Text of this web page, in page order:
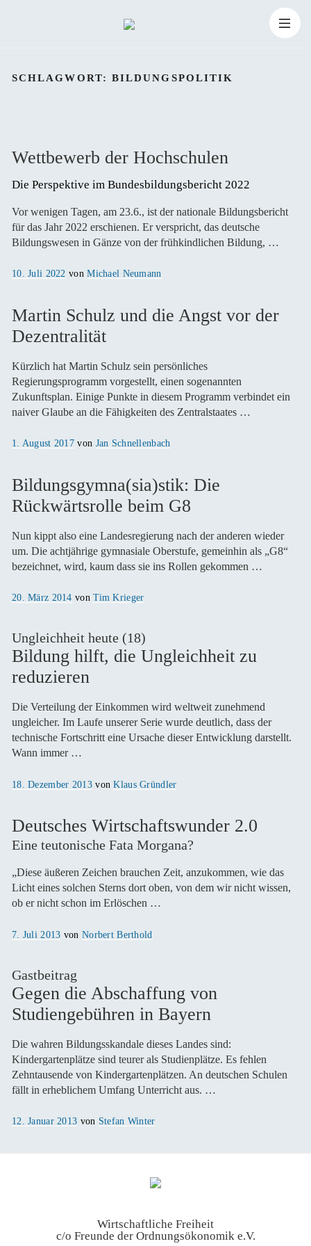
Inhalt
nach:
SCHLAGWORT: BILDUNGSPOLITIK
Wettbewerb der Hochschulen
Die Perspektive im Bundesbildungsbericht 2022
Vor wenigen Tagen, am 23.6., ist der nationale Bildungsbericht
für das Jahr 2022 erschienen. Er verspricht, das deutsche
Bildungswesen in Gänze von der frühkindlichen Bildung, …
Veröffentlicht
10. Juli 2022 vonMichael Neumann
Martin Schulz und die Angst vor der
Dezentralität
Kürzlich hat Martin Schulz sein persönliches
Regierungsprogramm vorgestellt, einen sogenannten
Zukunftsplan. Einige Punkte in diesem Programm verbindet ein
naiver Glaube an die Fähigkeiten des Zentralstaates …
Veröffentlicht
1. August 2017 von Jan Schnellenbach
Bildungsgymna(sia)stik: Die
Rückwärtsrolle beim G8
Nun kippt also eine Landesregierung nach der anderen wieder
um. Die achtjährige gymnasiale Oberstufe, gemeinhin als „G8“
bezeichnet, wird, kaum dass sie ins Rollen gekommen …
Veröffentlicht
20. März 2014 vonTim Krieger
Ungleichheit heute (18)
Bildung hilft, die Ungleichheit zu
reduzieren
Die Verteilung der Einkommen wird weltweit zunehmend
ungleicher. Im Laufe unserer Serie wurde deutlich, dass der
technische Fortschritt eine Ursache dieser Entwicklung darstellt.
Wann immer …
Veröffentlicht
18. Dezember 2013 vonKlaus Gründler
Deutsches Wirtschaftswunder 2.0
Eine teutonische Fata Morgana?
„Diese äußeren Zeichen brauchen Zeit, anzukommen, wie das
Licht eines solchen Sterns dort oben, von dem wir nicht wissen,
ob er nicht schon im Erlöschen …
Veröffentlicht
7. Juli 2013 von Norbert Berthold
Gastbeitrag
Gegen die Abschaffung von
Studiengebühren in Bayern
Die wahren Bildungsskandale dieses Landes sind:
Kindergartenplätze sind teurer als Studienplätze. Es fehlen
Zehntausende von Kindergartenplätzen. An deutschen Schulen
fällt in erheblichem Umfang Unterricht aus. …
Veröffentlicht
12. Januar 2013 von Stefan Winter
Wirtschaftliche Freiheit
c/o Freunde der Ordnungsökonomik e.V.